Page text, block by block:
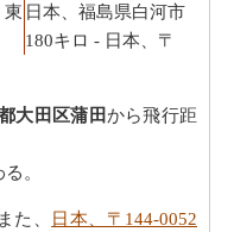
東 日本、福島県白河市
180キロ- 日本、〒
大田区蒲田から飛行距
。
た、
日本、〒144-0052